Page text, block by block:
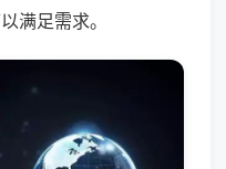
满足需求。